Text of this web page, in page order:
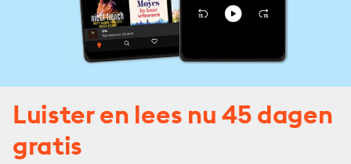
Luister en lees nu 45 dagen
gratis